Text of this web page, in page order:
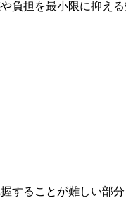
負担を最小限に抑える
ることが難しい部分